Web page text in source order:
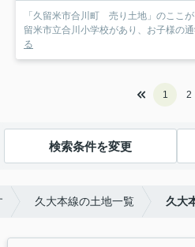
「久留米市合川町 売り土地」のここ
留米市立合川小学校があり、お子様の
る
1 2
検索条件を変更
久大本線の土地一覧 久大